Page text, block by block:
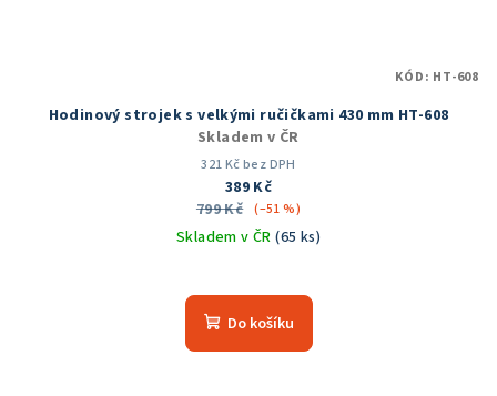
Hodinový strojek s velkými ručičkami 430 mm HT-608
Skladem v ČR
321 Kč bez DPH
389 Kč
799 Kč (–51 %)
Skladem v ČR(65 ks)
hodnocení
produktu
Do košíku
KÓD: HT-608